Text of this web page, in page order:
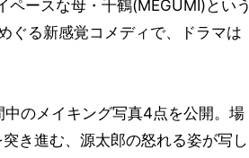
ースな母・千鶴(MEGUMI)という
ぐる新感覚コメディで、ドラマは
のメイキング写真4点を公開。場
き進む、源太郎の怒れる姿が写し